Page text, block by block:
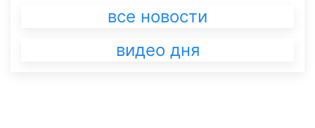
все новости
видео дня